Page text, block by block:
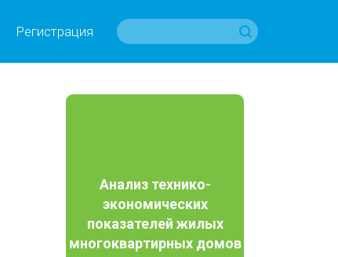
Регистрация
Анализ технико-
экономических
показателей жилых
многоквартирных домов